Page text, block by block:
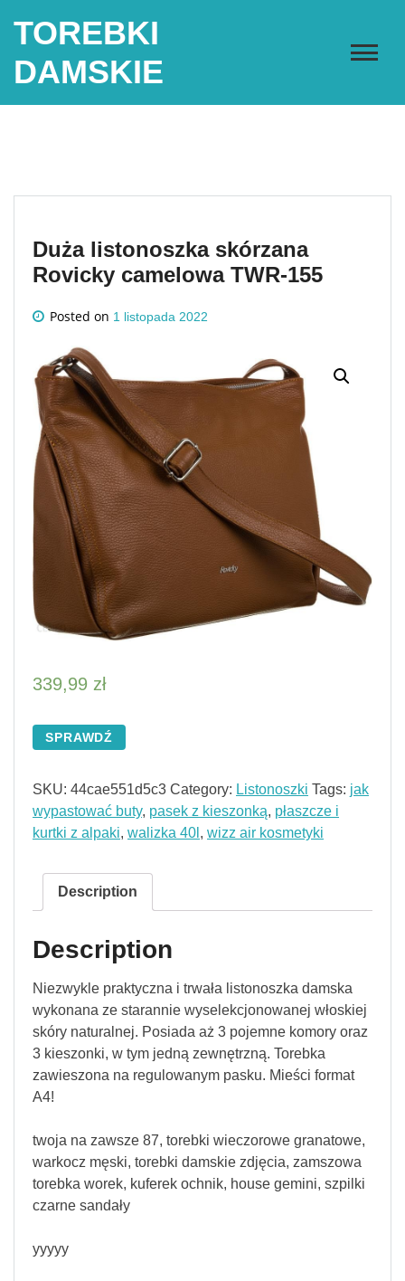
TOREBKI
DAMSKIE
Duża listonoszka skórzana
Rovicky camelowa TWR-155
Posted on 1 listopada 2022
339,99 zł
SPRAWDŹ
SKU: 44cae551d5c3 Category: Listonoszki Tags: jak
wypastować buty, pasek z kieszonką, płaszcze i
kurtki z alpaki, walizka 40l , wizz air kosmetyki
Description
Description
Niezwykle praktyczna i trwała listonoszka damska
wykonana ze starannie wyselekcjonowanej włoskiej
skóry naturalnej. Posiada aż 3 pojemne komory oraz
3 kieszonki, w tym jedną zewnętrzną. Torebka
zawieszona na regulowanym pasku. Mieści format
A4!
twoja na zawsze 87, torebki wieczorowe granatowe,
warkocz męski, torebki damskie zdjęcia, zamszowa
torebka worek, kuferek ochnik, house gemini, szpilki
czarne sandały
yyyyy